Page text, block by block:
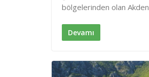
d
I
n
o
bölgelerinden olan
Devamı